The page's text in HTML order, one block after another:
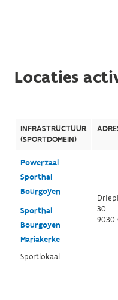
Locaties
INFRASTRUCTUUR
(SPORTDOMEIN)
Powerzaal
Sporthal
Bourgoyen
Sporthal
Bourgoyen
Mariakerke
Sportlokaal
30
9030